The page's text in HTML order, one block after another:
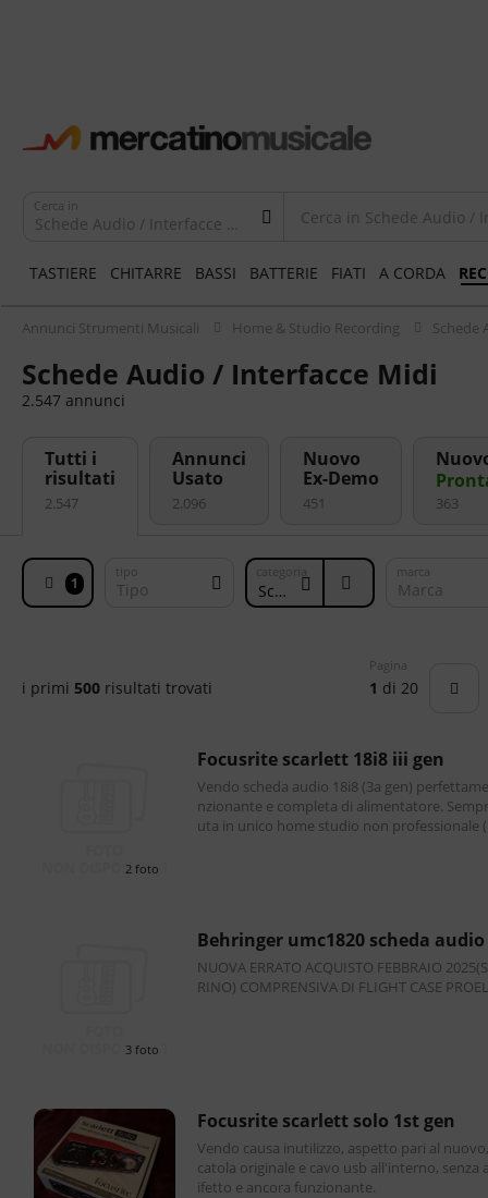
Schede Audio / Interfacce Midi
Cerca in
TASTIERE CHITARRE BASSI BATTERIE FIATI A CORDA
Annunci Strumenti Musicali Home & Studio Recording Schede
Schede Audio / Interfacce Midi
2.547 annunci
1 Tipo
tipo
Schede Audio / Interfacce Midi
categoria
Marca
marca
Tutti i
risultati
2.547
Annunci
Usato
2.096
Nuovo
Ex-Demo
451 363
i primi 500 risultati trovati 1 di 20
Pagina
2 foto
focusrite scarlett 18i8 iii gen
Vendo scheda audio 18i8 (3a gen)
nzionante e completa di alimentatore.
uta in unico home studio non professionale
3 foto
behringer umc1820 scheda audio
NUOVA ERRATO ACQUISTO FEBBRAIO
RINO) COMPRENSIVA DI FLIGHT CASE
focusrite scarlett solo 1st gen
Vendo causa inutilizzo, aspetto pari al
catola originale e cavo usb all'interno, senza
ifetto e ancora funzionante.